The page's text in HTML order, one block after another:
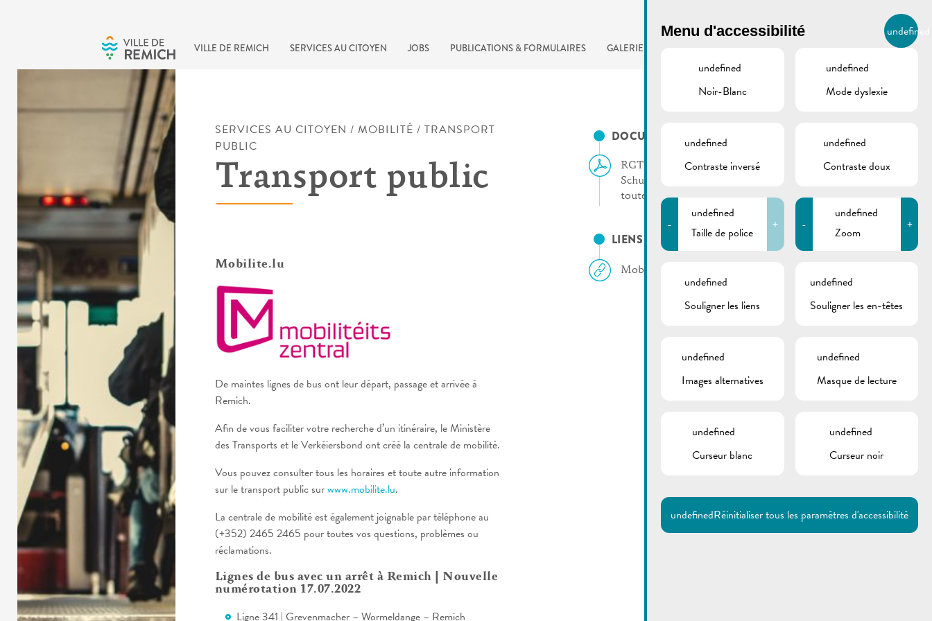
VILLE DE REMICH SERVICES AU CITOYEN JOBS PUBLICATIONS & FORMULAIRES GALERIE FR
BIERGER.REMICH.LU
SERVICES AU CITOYEN / MOBILITÉ / TRANSPORT
PUBLIC
Transport public
Mobilite.lu
De maintes lignes de bus ont leur départ, passage et arrivée à
Remich.
Afin de vous faciliter votre recherche d’un itinéraire, le Ministère
des Transports et le Verkéiersbond ont créé la centrale de mobilité.
Vous pouvez consulter tous les horaires et toute autre information
sur le transport public surwww.mobilite.lu.
La centrale de mobilité est également joignable par téléphone au
(+352) 2465 2465 pour toutes vos questions, problèmes ou
réclamations.
Lignes de bus avec un arrêt à Remich | Nouvelle
numérotation 17.07.2022
Ligne 341 | Grevenmacher – Wormeldange – Remich
DOCUMENTS
RGTR | Courses spéciales
Schueberfouer 2026 –
toutes les lignes
LIENS
Mobilitéitszentral
recherche rapide
Menu d'accessibilité undefined
undefined
Noir-Blanc
undefined
Mode dyslexie
undefined
Contraste inversé
undefined
Contraste doux
-
undefined
Taille de police
+ -
undefined
Zoom
+
undefined
Souligner les liens
undefined
Souligner les en-têtes
undefined
Images alternatives
undefined
Masque de lecture
undefined
Curseur blanc
undefined
Curseur noir
undefinedRéinitialiser tous les paramètres d'accessibilité